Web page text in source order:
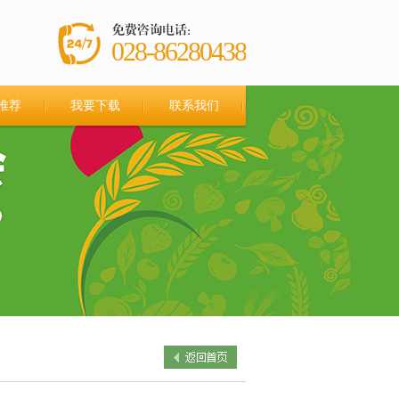
028-86280438
荐 我要下载 联系我们